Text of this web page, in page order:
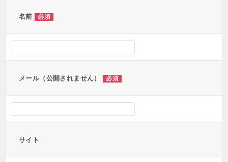
名前 必須
メール（公開されません） 必須
サイト